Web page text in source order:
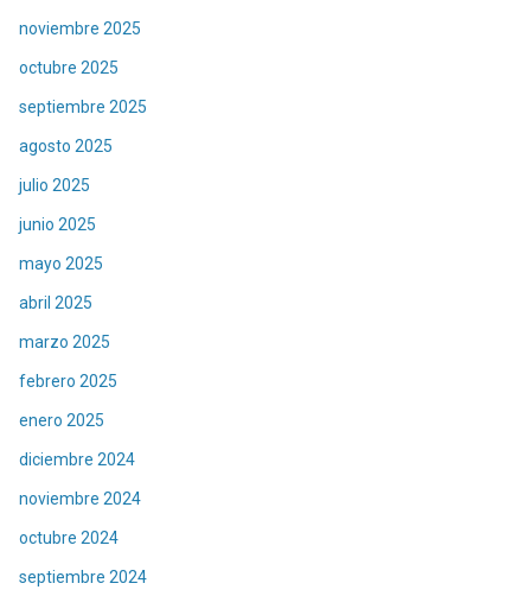
noviembre 2025
octubre 2025
septiembre 2025
agosto 2025
julio 2025
junio 2025
mayo 2025
abril 2025
marzo 2025
febrero 2025
enero 2025
diciembre 2024
noviembre 2024
octubre 2024
septiembre 2024